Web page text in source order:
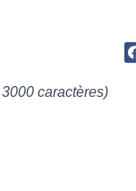
caractères)